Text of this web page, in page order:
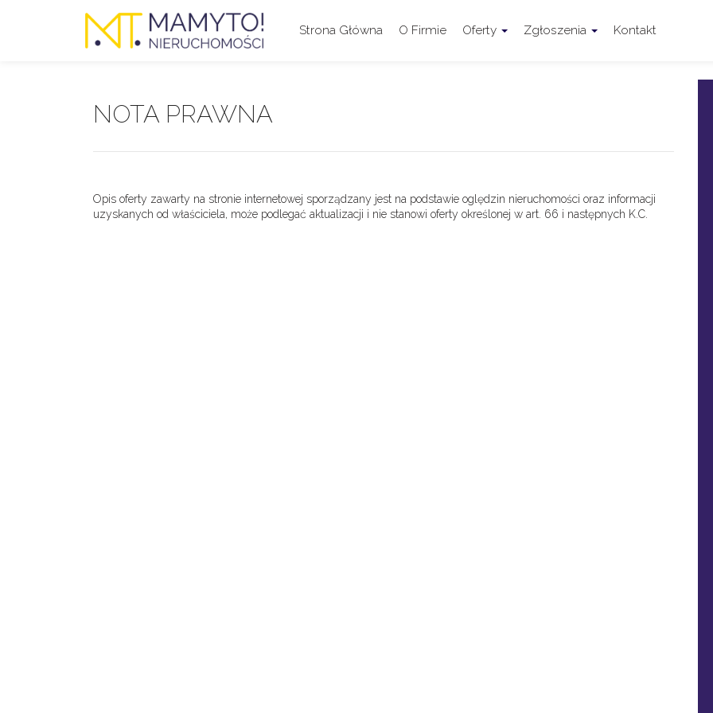
Strona Główna O Firmie Oferty Zgłoszenia Kontakt
NOTA PRAWNA
Opis oferty zawarty na stronie internetowej sporządzany jest na podstawie oględzin nieruchomości oraz informacji
uzyskanych od właściciela, może podlegać aktualizacji i nie stanowi oferty określonej w art. 66 i następnych K.C.